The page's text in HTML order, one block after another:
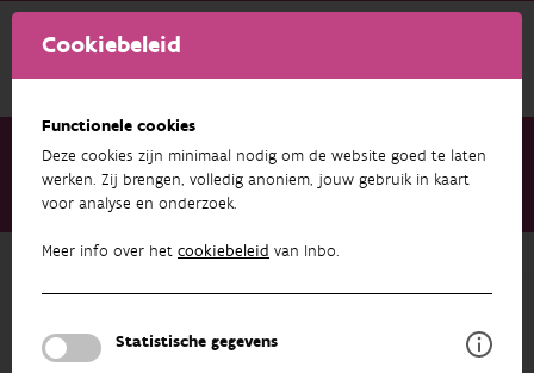
Cookiebeleid
Functionele cookies
Deze cookies zijn minimaal nodig om de website goed te laten
werken. Zij brengen, volledig anoniem, jouw gebruik in kaart
voor analyse en onderzoek.
Meer info over het cookiebeleid van Inbo.
Statistische gegevens
Over ons Medewerkers